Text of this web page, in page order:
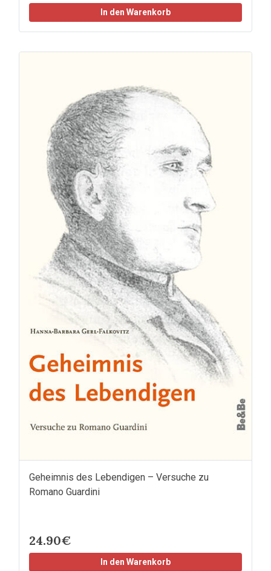
In den Warenkorb
Geheimnis des Lebendigen – Versuche zu
Romano Guardini
24.90€
In den Warenkorb